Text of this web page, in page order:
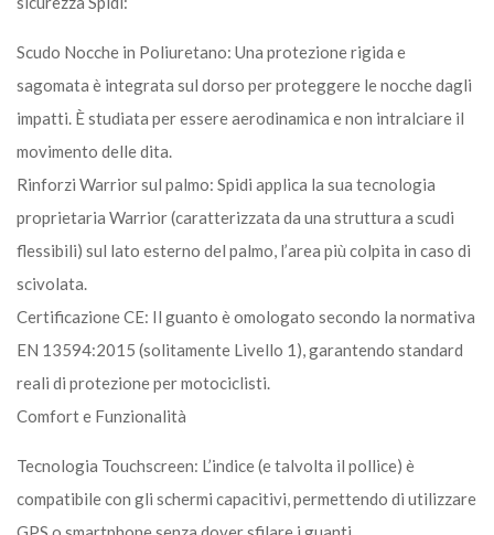
Scudo Nocche in Poliuretano: Una protezione rigida e
sagomata è integrata sul dorso per proteggere le nocche dagli
impatti. È studiata per essere aerodinamica e non intralciare il
movimento delle dita.
Rinforzi Warrior sul palmo: Spidi applica la sua tecnologia
proprietaria Warrior (caratterizzata da una struttura a scudi
flessibili) sul lato esterno del palmo, l’area più colpita in caso di
scivolata.
Certificazione CE: Il guanto è omologato secondo la normativa
EN 13594:2015 (solitamente Livello 1), garantendo standard
reali di protezione per motociclisti.
Comfort e Funzionalità
Tecnologia Touchscreen: L’indice (e talvolta il pollice) è
compatibile con gli schermi capacitivi, permettendo di utilizzare